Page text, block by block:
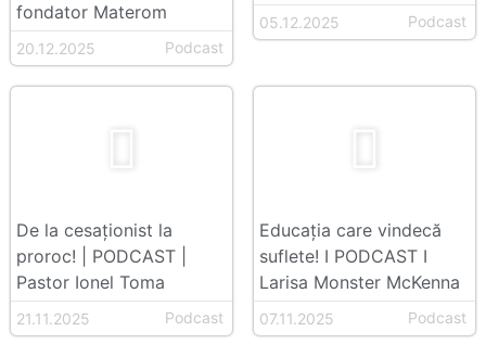
fondator Materom
20.12.2025 Podcast
05.12.2025 Podcast
De la cesaționist la
proroc! | PODCAST |
Pastor Ionel Toma
21.11.2025 Podcast
Educația care vindecă
suflete! I PODCAST I
Larisa Monster McKenna
07.11.2025 Podcast